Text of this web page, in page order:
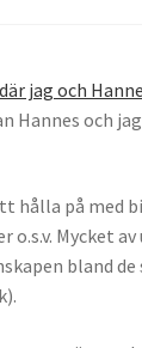
där jag och
Hannes och
på med
Mycket
bland